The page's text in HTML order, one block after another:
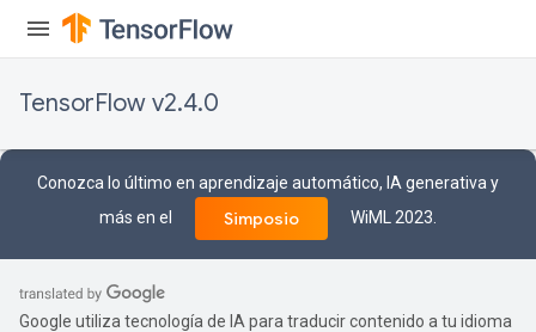
TensorFlow v2.4.0
Conozca lo último en aprendizaje automático, IA generativa y
más en el
Simposio WiML 2023.
Google utiliza tecnología de IA para traducir contenido a tu idioma